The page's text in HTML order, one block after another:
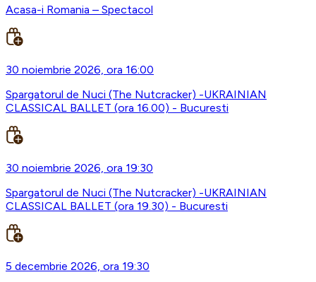
Acasa-i Romania – Spectacol
30 noiembrie 2026, ora 16:00
Spargatorul de Nuci (The Nutcracker) -UKRAINIAN
CLASSICAL BALLET (ora 16.00) - Bucuresti
30 noiembrie 2026, ora 19:30
Spargatorul de Nuci (The Nutcracker) -UKRAINIAN
CLASSICAL BALLET (ora 19.30) - Bucuresti
5 decembrie 2026, ora 19:30